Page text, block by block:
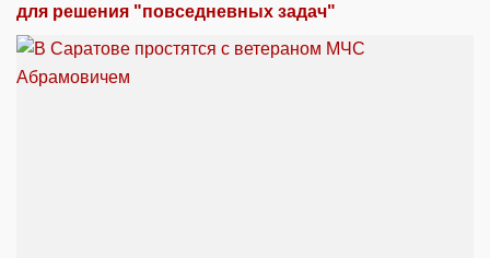
для решения "повседневных задач"